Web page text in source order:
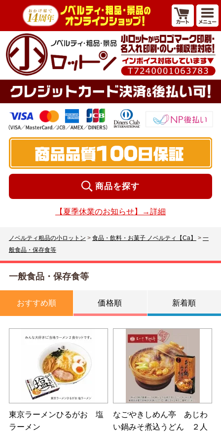
商品を探す
【夏季休業のお知らせ】→詳細
ノベルティ粗品の小ロットン > 食品・飲料・お菓子 ノベルティ【Ca】 > 一
般食品・保存食等
一般食品・保存食等
おすすめ順 価格順 新着順
東京ラーメンひるがお 塩
ラーメン
なごやきしめん亭 あじわ
い鍋みそ煮込うどん ２人